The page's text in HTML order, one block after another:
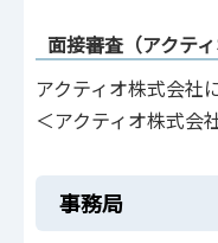
面接審査（アクテ
アクティオ株式会社
＜アクティオ株式会
事務局